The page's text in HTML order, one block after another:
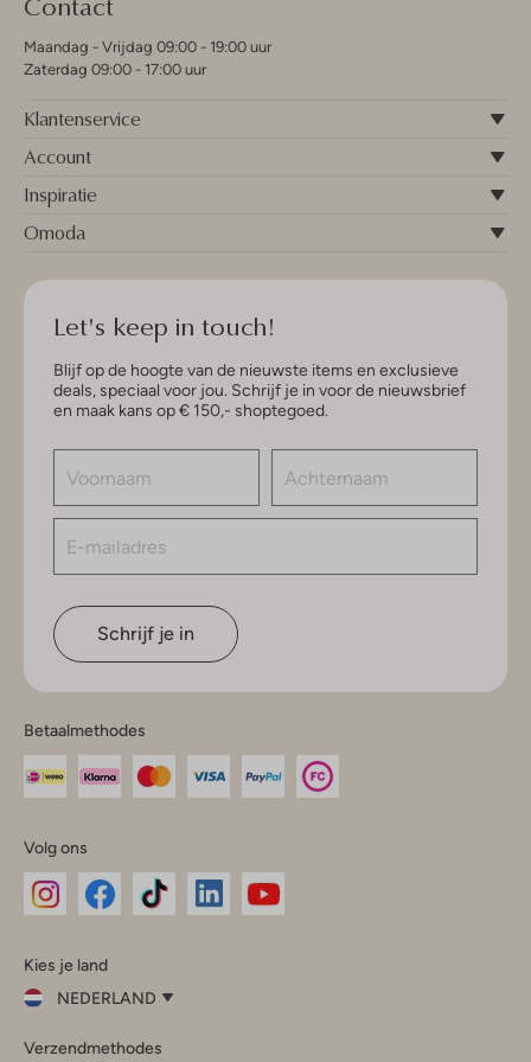
Maandag - Vrijdag 09:00 - 19:00 uur
Zaterdag 09:00 - 17:00 uur
Klantenservice
Account
Inspiratie
Omoda
Let's keep in touch!
Blijf op de hoogte van de nieuwste items en exclusieve
deals, speciaal voor jou. Schrijf je in voor de nieuwsbrief
en maak kans op € 150,- shoptegoed.
Schrijf je in
Betaalmethodes
Volg ons
InstagramFacebook
Kies je land
NEDERLAND
je
Verzendmethodes